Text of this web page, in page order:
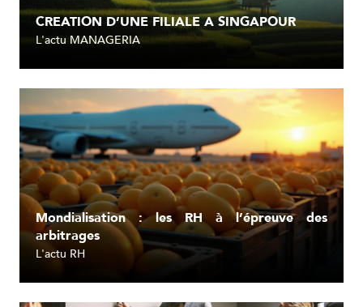
L'actu MANAGERIA
CREATION D’UNE FILIALE A SINGAPOUR
L'actu RH
Mondialisation : les RH à l’épreuve des
arbitrages